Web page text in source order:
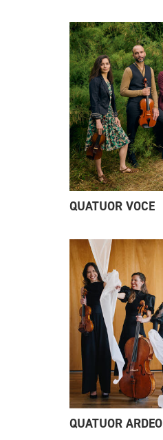
QUATUOR VOCE
QUATUOR ARDEO